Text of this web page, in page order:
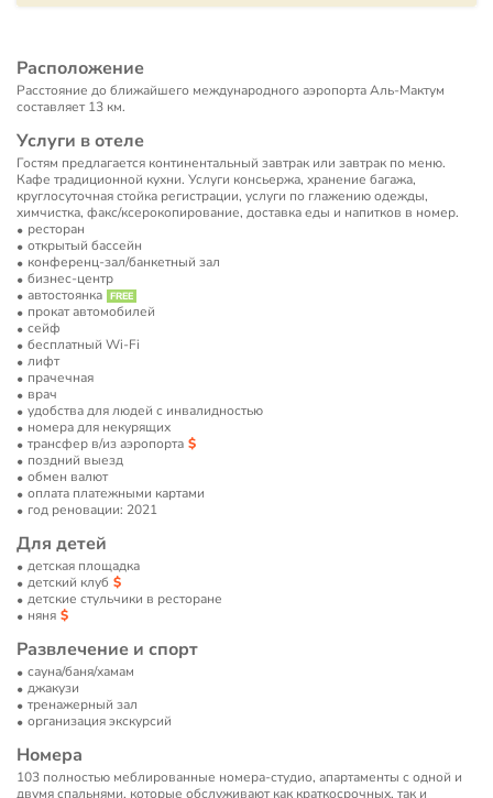
Расположение
Расстояние до ближайшего международного аэропорта Аль-Мактум
составляет 13 км.
Услуги в отеле
Гостям предлагается континентальный завтрак или завтрак по меню.
Кафе традиционной кухни. Услуги консьержа, хранение багажа,
круглосуточная стойка регистрации, услуги по глажению одежды,
химчистка, факс/ксерокопирование, доставка еды и напитков в номер.
ресторан
открытый бассейн
конференц-зал/банкетный зал
бизнес-центр
автостоянка
прокат автомобилей
сейф
бесплатный Wi-Fi
лифт
прачечная
врач
удобства для людей с инвалидностью
номера для некурящих
трансфер в/из аэропорта
поздний выезд
обмен валют
оплата платежными картами
год реновации: 2021
Для детей
детская площадка
детский клуб
детские стульчики в ресторане
няня
Развлечение и спорт
сауна/баня/хамам
джакузи
тренажерный зал
организация экскурсий
Номера
103 полностью меблированные номера-студио, апартаменты с одной и
двумя спальнями, которые обслуживают как краткосрочных, так и